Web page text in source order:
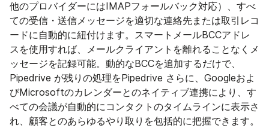
他のプロバイダーにはIMAPフォールバック対応）、すべ
ての受信・送信メッセージを適切な連絡先または取引レコ
ードに自動的に紐付けます。スマートメールBCCアドレ
スを使用すれば、メールクライアントを離れることなくメ
ッセージを記録可能。動的なBCCを追加するだけで、
Pipedrive が残りの処理をPipedrive さらに、Googleおよ
びMicrosoftのカレンダーとのネイティブ連携により、す
べての会議が自動的にコンタクトのタイムラインに表示さ
れ、顧客とのあらゆるやり取りを包括的に把握できます。